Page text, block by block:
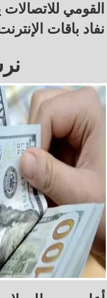
القومي
نفاد باقات